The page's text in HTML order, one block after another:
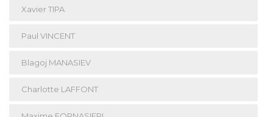
Xavier TIPA
Paul VINCENT
Blagoj MANASIEV
Charlotte LAFFONT